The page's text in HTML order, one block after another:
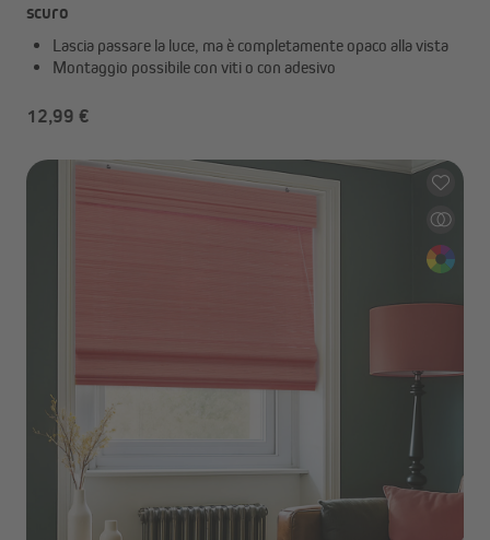
scuro
Lascia passare la luce, ma è completamente opaco alla vista
Montaggio possibile con viti o con adesivo
12,99 €